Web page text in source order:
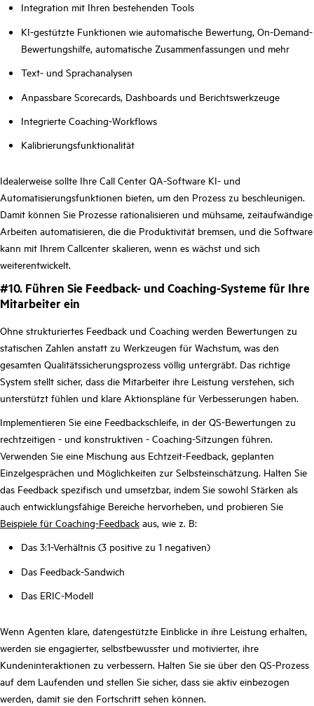
Integration mit Ihren bestehenden Tools
KI-gestützte Funktionen wie automatische Bewertung, On-Demand-
Bewertungshilfe, automatische Zusammenfassungen und mehr
Text- und Sprachanalysen
Anpassbare Scorecards, Dashboards und Berichtswerkzeuge
Integrierte Coaching-Workflows
Kalibrierungsfunktionalität
Idealerweise sollte Ihre Call Center QA-Software KI- und
Automatisierungsfunktionen bieten, um den Prozess zu beschleunigen.
Damit können Sie Prozesse rationalisieren und mühsame, zeitaufwändige
Arbeiten automatisieren, die die Produktivität bremsen, und die Software
kann mit Ihrem Callcenter skalieren, wenn es wächst und sich
weiterentwickelt.
#10. Führen Sie Feedback- und Coaching-Systeme für Ihre
Mitarbeiter ein
Ohne strukturiertes Feedback und Coaching werden Bewertungen zu
statischen Zahlen anstatt zu Werkzeugen für Wachstum, was den
gesamten Qualitätssicherungsprozess völlig untergräbt. Das richtige
System stellt sicher, dass die Mitarbeiter ihre Leistung verstehen, sich
unterstützt fühlen und klare Aktionspläne für Verbesserungen haben.
Implementieren Sie eine Feedbackschleife, in der QS-Bewertungen zu
rechtzeitigen - und konstruktiven - Coaching-Sitzungen führen.
Verwenden Sie eine Mischung aus Echtzeit-Feedback, geplanten
Einzelgesprächen und Möglichkeiten zur Selbsteinschätzung. Halten Sie
das Feedback spezifisch und umsetzbar, indem Sie sowohl Stärken als
auch entwicklungsfähige Bereiche hervorheben, und probieren Sie
Beispiele für Coaching-Feedback aus, wie z. B:
Das 3:1-Verhältnis (3 positive zu 1 negativen)
Das Feedback-Sandwich
Das ERIC-Modell
Wenn Agenten klare, datengestützte Einblicke in ihre Leistung erhalten,
werden sie engagierter, selbstbewusster und motivierter, ihre
Kundeninteraktionen zu verbessern. Halten Sie sie über den QS-Prozess
auf dem Laufenden und stellen Sie sicher, dass sie aktiv einbezogen
werden, damit sie den Fortschritt sehen können.